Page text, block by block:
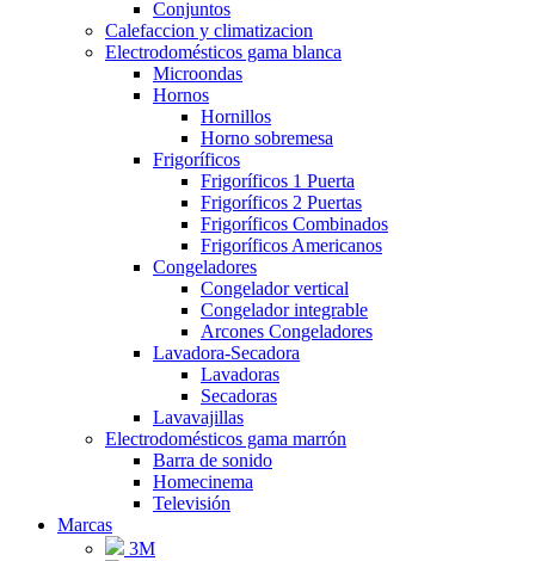
Conjuntos
Calefaccion y climatizacion
Electrodomésticos gama blanca
Microondas
Hornos
Hornillos
Horno sobremesa
Frigoríficos
Frigoríficos 1 Puerta
Frigoríficos 2 Puertas
Frigoríficos Combinados
Frigoríficos Americanos
Congeladores
Congelador vertical
Congelador integrable
Arcones Congeladores
Lavadora-Secadora
Lavadoras
Secadoras
Lavavajillas
Electrodomésticos gama marrón
Barra de sonido
Homecinema
Televisión
Marcas
3M